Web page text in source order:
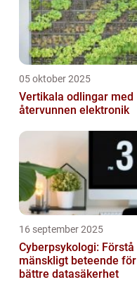
05 oktober 2025
Vertikala odlingar med
återvunnen elektronik
16 september 2025
Cyberpsykologi: Förstå
mänskligt beteende för
bättre datasäkerhet